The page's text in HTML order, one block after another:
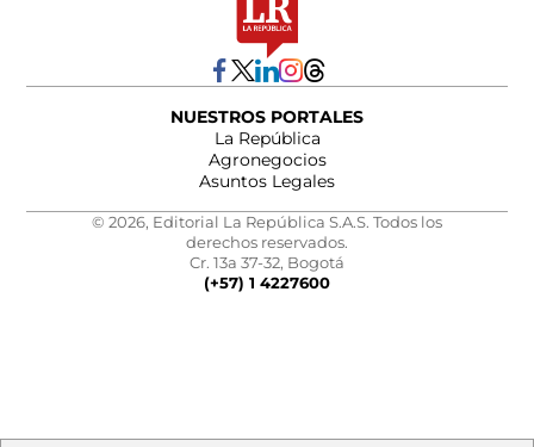
NUESTROS PORTALES
La República
Agronegocios
Asuntos Legales
© 2026, Editorial La República S.A.S. Todos los
derechos reservados.
Cr. 13a 37-32, Bogotá
(+57) 1 4227600